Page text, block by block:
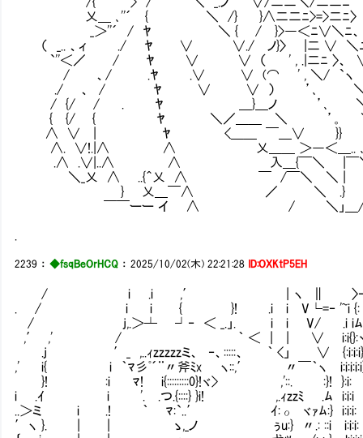
乂＿ ､''´ { ＼ /} }∧二二ﾆ>=>二ﾆ〉 }
_＞''´ / ﾔ ＼ { / }>―＜ﾆ∨＼ﾆ、
（ _.. 、ィ ./ ﾔ ∨ ∨./ ノ}〉 |二 ∨ ＼ニ
`''＜／ / ﾔ ∨ ∨ （ ' , .|二ﾆ 〉
/ 、/ .ﾔ .∨ ∨ (⌒ ' , ＼/ `
./ 、 / ﾔ ∨ ∨ ） ’､ ＼
/ {/ / . ﾔ ＿}＿ノ ’､ ＼}
{ {/ { ﾔ ＼／＿＿ ＼ ’。 ＼}
∧ ∨ | ﾔ <＿＿ ￣＿∨
∧. ∨!.|∧ ∧ 乂＿＿ ＞―＜＿.. ､
.∧ .∨|..∧ ∧ 入＿{￣＼ |￣
＼_乂 ∧ ..{＾乂 ∧ ￣ /￣＼
} 乂＿￣∧ ／ ＼ .}
￣￣ーー イ ∧ / ＼」＿/
2239 ：◆fsqBeOrHCQ ：2025/10/02(木) 22:21:28 ID:OXKtP5EH
/ i .i ,′ | ヽ ∥ 〉‐==‐.
. / i i { }! .i i V└=‐ '~i {:
/ j,.＞┴ ┘‐ ＜ _.」. i i V/ .i iﾑ
,′ ,' / ｀ ＜ | | ∨ i:i{}:ヾ,
.j ′_ ,..ｨzzzzzミ、 ‐、:::::、 ｀ <」 ∨
,' i{ i ｀ﾏ彡ﾟ´¨〃斧ﾐx ヽ::,′ 〃￣｀ヽ
}! :i ﾏ! i{:::::::::0}!ヾ> ,'::. :}!
i .ｲ i '. .つ.{::::} }i! ,.ｨzzﾐ .ﾑ i:i:iⅧ あぁ
..＞ミ i .! ｀ ﾏ:`..′ ｲ:ο ヾｧﾑ:}
′ヽ }. | | ゝ,_ノ ぅu:} 〃.: ::i i:i:i:Ⅷ: 私は王